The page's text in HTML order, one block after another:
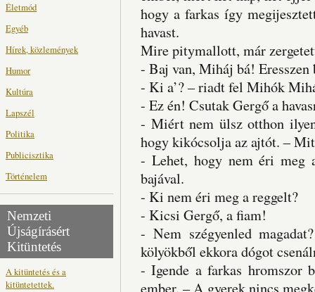
Életmód
Egyéb
Hírek, közlemények
Humor
Kultúra
Lapszél
Politika
Publicisztika
Történelem
Nemzeti
Újságírásért
Kitüntetés
A kitüntetés és a
kitüntetettek.
hogy a farkas így
havast.
Mire pitymallott, már
- Baj van, Miháj bá! Eresszen
- Ki a’? – riadt fel Mihók
- Ez én! Csutak Gergő a
- Miért nem ülsz otthon
hogy kikócsolja az ajtót. –
- Lehet, hogy nem éri meg
bajával.
- Ki nem éri meg a reggelt?
- Kicsi Gergő, a fiam!
- Nem szégyenled
kölyökből ekkora dógot
- Igende a farkas hromszor